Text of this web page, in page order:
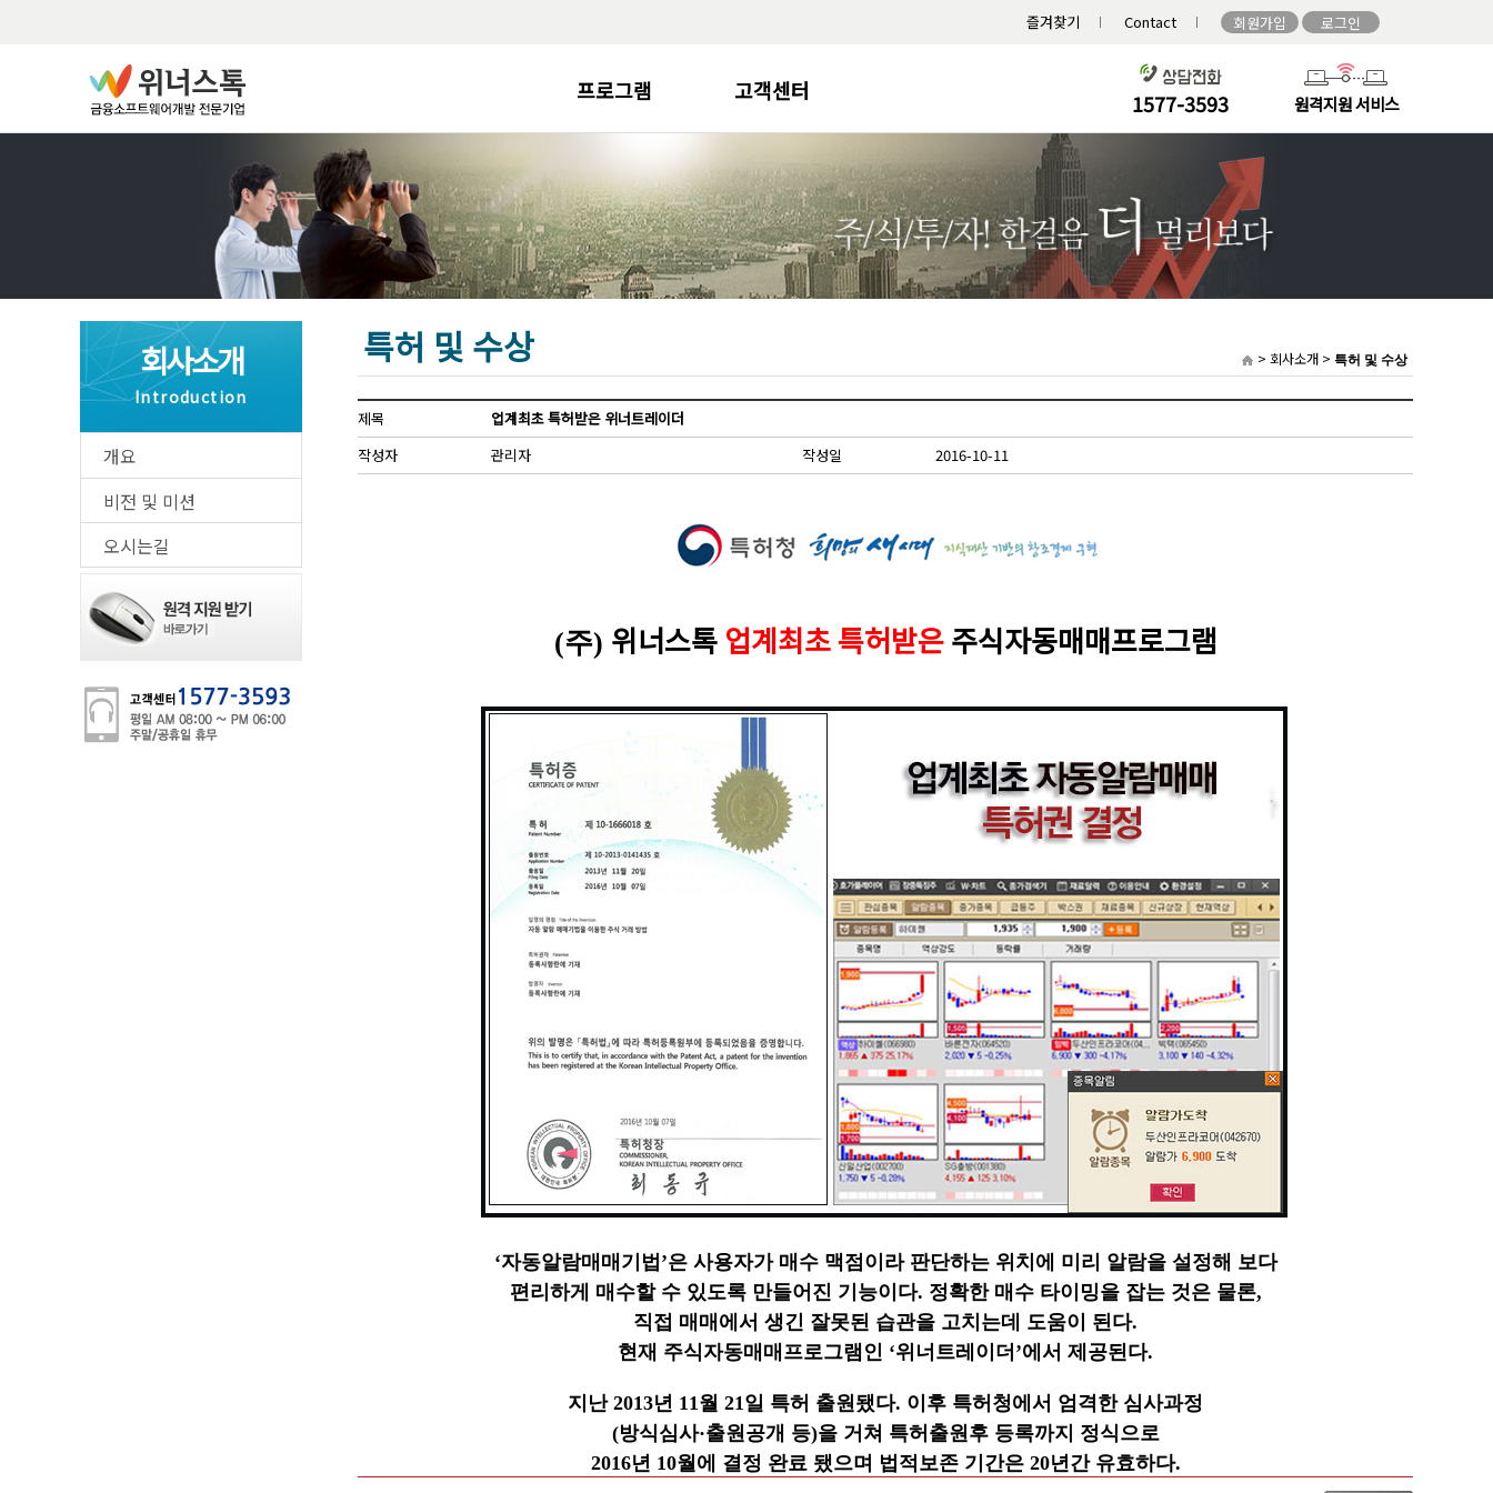
즐겨찾기 Contact
프로그램
알파트레이더
위너트레이더
역상검색기
급등주검색기
나이스톡
타임머신
고객센터 1577-3593 원격지원 서비스
회사소개
Introduction
개요
비전 및 미션
오시는길
특허 및 수상 > 회사소개 > 특허 및 수상
제목
업계최초 특허받은 위너트레이더
작성자
관리자 작성일 2016-10-11
(주) 위너스톡 업계최초 특허받은주식자동매매프로그램
‘자동알람매매기법’은 사용자가 매수 맥점이라 판단하는 위치에 미리 알람을 설정해 보다
편리하게 매수할 수 있도록 만들어진 기능이다. 정확한 매수 타이밍을 잡는 것은 물론,
직접 매매에서 생긴 잘못된 습관을 고치는데 도움이 된다.
현재 주식자동매매프로그램인 ‘위너트레이더’에서 제공된다.
지난 2013년 11월 21일 특허 출원됐다. 이후 특허청에서 엄격한 심사과정
(방식심사·출원공개 등)을 거쳐 특허출원후 등록까지 정식으로
2016년 10월에 결정 완료 됐으며 법적보존 기간은 20년간 유효하다.